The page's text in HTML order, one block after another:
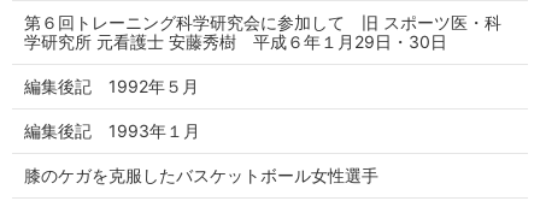
第６回トレーニング科学研究会に参加して 旧 スポーツ医・科
学研究所 元看護士 安藤秀樹 平成６年１月29日・30日
編集後記 1992年５月
編集後記 1993年１月
膝のケガを克服したバスケットボール女性選手